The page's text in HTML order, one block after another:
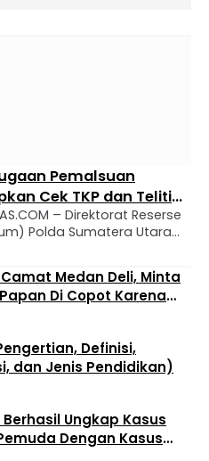
Pemalsuan
Cek TKP dan Teliti
– Direktorat Reserse
Polda Sumatera Utara
pidana pemalsuan
Bronson Surbakti.
surat pemberitahuan
(SP2HP) bernomor
tertanggal 17 Juli
penyelidikan
Polisi Nomor
Sumatera Utara …
Medan Deli, Minta
Di Copot Karena
Warganya
Definisi,
dan Jenis Pendidikan)
Ungkap Kasus
Dengan Kasus